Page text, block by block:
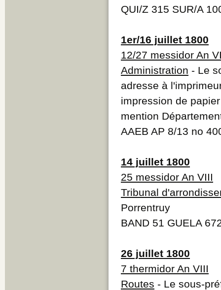
QUI/Z 315 SUR/A
1er/16 juillet 1800
12/27 messidor An
Administration - Le
adresse à
impression de
mention
AAEB AP 8/13 no
14 juillet 1800
25 messidor An VIII
Tribunal
Porrentruy
BAND 51 GUELA
26 juillet 1800
7 thermidor An VIII
Routes - Le sous-